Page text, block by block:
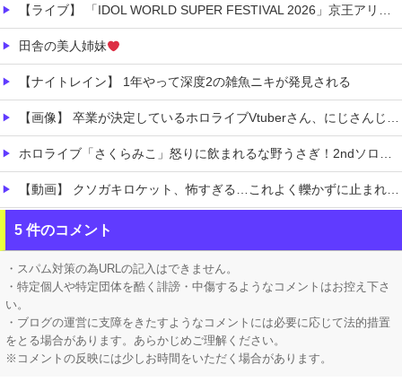
【ライブ】 「IDOL WORLD SUPER FESTIVAL 2026」京王アリーナTOKYO開催決定
田舎の美人姉妹
【ナイトレイン】 1年やって深度2の雑魚ニキが発見される
【画像】 卒業が決定しているホロライブVtuberさん、にじさんじから熱烈勧誘を受けてしまうｗｗｗｗｗｗｗ
ホロライブ「さくらみこ」怒りに飲まれるな野うさぎ！2ndソロライブで犯行予告「咲き乱れみこち」一線を越えた発言に一部35Pが酷いこと言うなと怒る
【動画】 クソガキロケット、怖すぎる…これよく轢かずに止まれたな
【動画】 女子ビーチバレー選手「我々は純粋に競技をしてるので性的な目で見ないでください！！」
【有能】 政府「トラックはサービスエリア利用有料化すればサボらず走るし流問題解決じゃね？」
5 件のコメント
・スパム対策の為URLの記入はできません。
・特定個人や特定団体を酷く誹謗・中傷するようなコメントはお控え下さ
い。
・ブログの運営に支障をきたすようなコメントには必要に応じて法的措置
をとる場合があります。あらかじめご理解ください。
※コメントの反映には少しお時間をいただく場合があります。